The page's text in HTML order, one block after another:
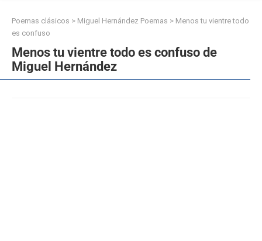
Poemas clásicos > Miguel Hernández Poemas > Menos tu vientre todo
es confuso
Menos tu vientre todo es confuso de
Miguel Hernández